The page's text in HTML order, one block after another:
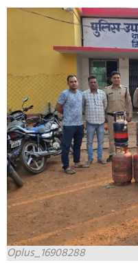
Oplus_16908288